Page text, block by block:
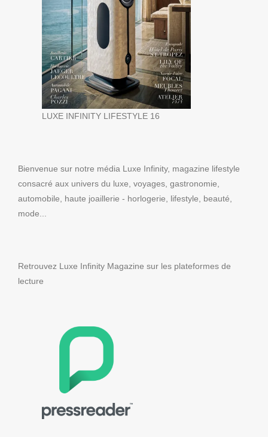
LUXE INFINITY LIFESTYLE 16
Bienvenue sur notre média Luxe Infinity, magazine lifestyle
consacré aux univers du luxe, voyages, gastronomie,
automobile, haute joaillerie - horlogerie, lifestyle, beauté,
mode...
Retrouvez Luxe Infinity Magazine sur les plateformes de
lecture